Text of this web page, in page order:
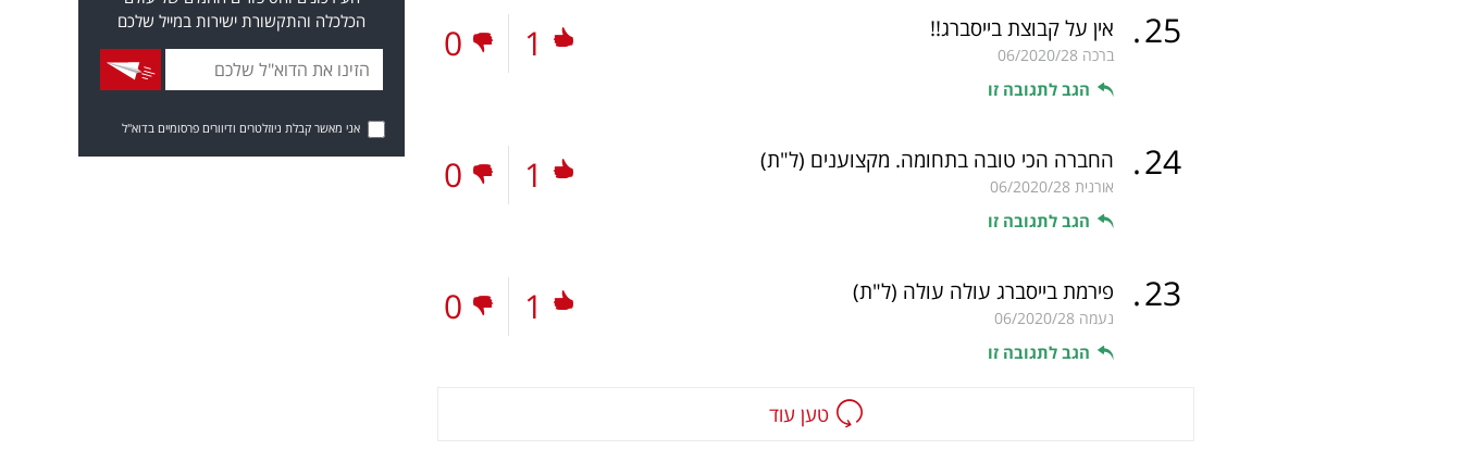
25
. אין על קבוצת בייסברג!!
ברכה 06/2020/28
הגב לתגובה זו
1
0
24
. החברה הכי טובה בתחומה. מקצוענים (ל"ת)
אורנית 06/2020/28
הגב לתגובה זו
1
0
23
. פירמת בייסברג עולה עולה (ל"ת)
נעמה 06/2020/28
הגב לתגובה זו
1
0
טען עוד
הכלכלה והתקשורת ישירות במייל שלכם
אני מאשר קבלת ניוזלטרים ודיוורים פרסומיים בדוא"ל